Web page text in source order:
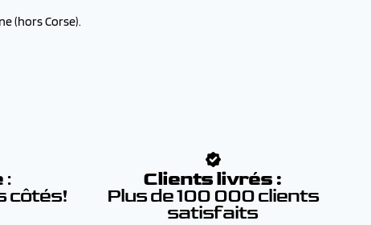
(hors Corse).
:
côtés!
Clients livrés :
Plus de 100 000 clients
satisfaits